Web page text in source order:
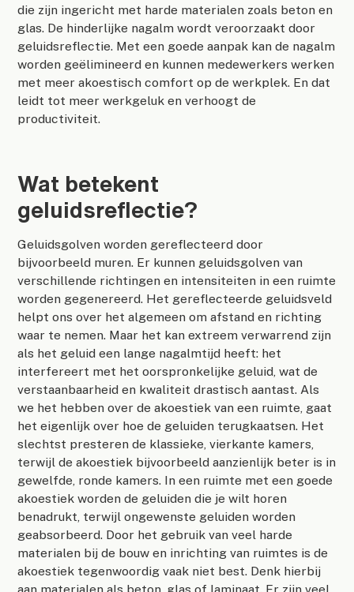
die zijn ingericht met harde materialen zoals beton en
glas. De hinderlijke nagalm wordt veroorzaakt door
geluidsreflectie. Met een goede aanpak kan de nagalm
worden geëlimineerd en kunnen medewerkers werken
met meer akoestisch comfort op de werkplek. En dat
leidt tot meer werkgeluk en verhoogt de
productiviteit.
Wat betekent
geluidsreflectie?
Geluidsgolven worden gereflecteerd door
bijvoorbeeld muren. Er kunnen geluidsgolven van
verschillende richtingen en intensiteiten in een ruimte
worden gegenereerd. Het gereflecteerde geluidsveld
helpt ons over het algemeen om afstand en richting
waar te nemen. Maar het kan extreem verwarrend zijn
als het geluid een lange nagalmtijd heeft: het
interfereert met het oorspronkelijke geluid, wat de
verstaanbaarheid en kwaliteit drastisch aantast. Als
we het hebben over de akoestiek van een ruimte, gaat
het eigenlijk over hoe de geluiden terugkaatsen. Het
slechtst presteren de klassieke, vierkante kamers,
terwijl de akoestiek bijvoorbeeld aanzienlijk beter is in
gewelfde, ronde kamers. In een ruimte met een goede
akoestiek worden de geluiden die je wilt horen
benadrukt, terwijl ongewenste geluiden worden
geabsorbeerd. Door het gebruik van veel harde
materialen bij de bouw en inrichting van ruimtes is de
akoestiek tegenwoordig vaak niet best. Denk hierbij